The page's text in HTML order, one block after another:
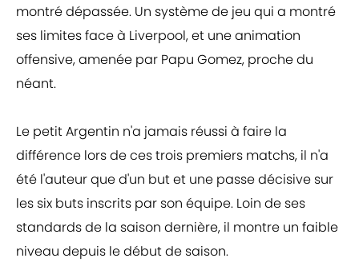
montré dépassée. Un système de jeu qui a montré
ses limites face à Liverpool, et une animation
offensive, amenée par Papu Gomez, proche du
néant.
Le petit Argentin n'a jamais réussi à faire la
différence lors de ces trois premiers matchs, il n'a
été l'auteur que d'un but et une passe décisive sur
les six buts inscrits par son équipe. Loin de ses
standards de la saison dernière, il montre un faible
niveau depuis le début de saison.